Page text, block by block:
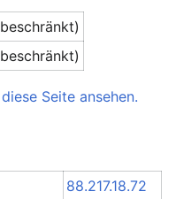
Seite ansehen.
88.217.18.72